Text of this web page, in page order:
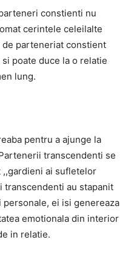
constienti nu
cerintele celeilalte
parteneriat constient
poate duce la o relatie
lung.
pentru a ajunge la
transcendenti se
,,gardieni ai sufletelor
transcendenti au stapanit
ei isi genereaza
emotionala din interior
in relatie.